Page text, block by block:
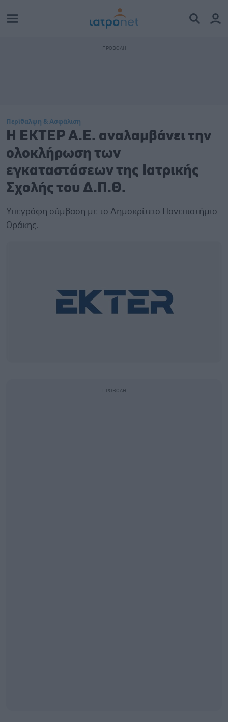
Περίθαλψη & Ασφάλιση
Η ΕΚΤΕΡ Α.Ε. αναλαμβάνει την
ολοκλήρωση των
εγκαταστάσεων της Ιατρικής
Σχολής του Δ.Π.Θ.
Υπεγράφη σύμβαση με το Δημοκρίτειο Πανεπιστήμιο
Θράκης.